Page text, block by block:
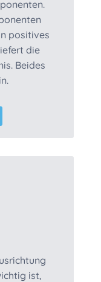
positives
die
Beides
ist,